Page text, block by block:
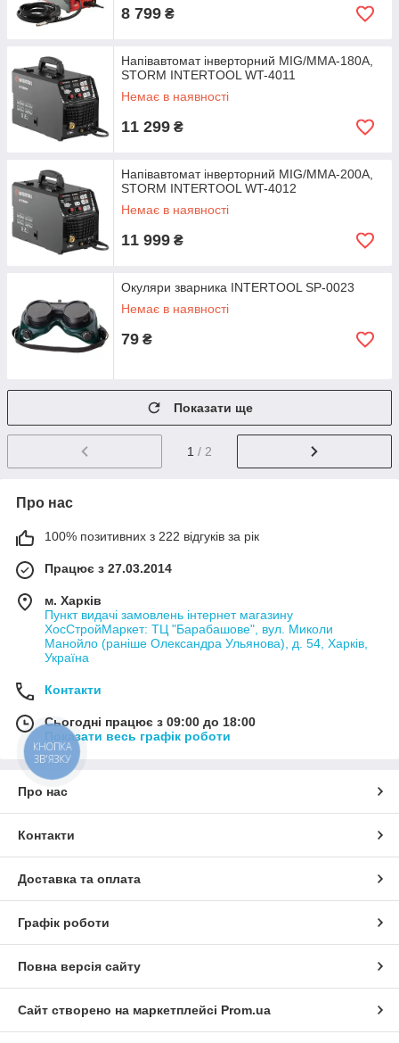
8 799 ₴
Напівавтомат інверторний MIG/MMA-180A,
STORM INTERTOOL WT-4011
Немає в наявності
11 299 ₴
Напівавтомат інверторний MIG/MMA-200A,
STORM INTERTOOL WT-4012
Немає в наявності
11 999 ₴
Окуляри зварника INTERTOOL SP-0023
Немає в наявності
79 ₴
Показати ще
1 / 2
Про нас
100% позитивних з 222 відгуків за рік
Працює з 27.03.2014
м. Харків
Пункт видачі замовлень інтернет магазину
ХосСтройМаркет: ТЦ "Барабашове", вул. Миколи
Манойло (раніше Олександра Ульянова), д. 54, Харків,
Україна
Контакти
Сьогодні працює з 09:00 до 18:00
Показати весь графік роботи
Про нас
Контакти
Доставка та оплата
Графік роботи
Повна версія сайту
Сайт створено на маркетплейсі Prom.ua
КНОПКА
ЗВ'ЯЗКУ